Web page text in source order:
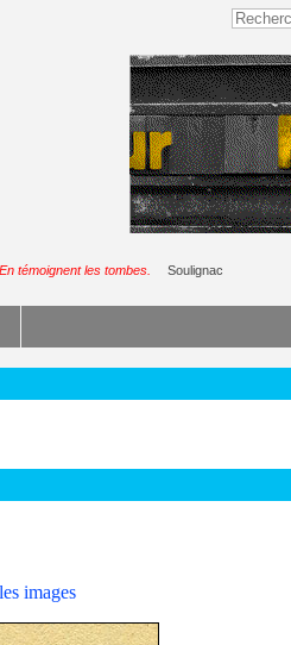
témoignent les tombes. Soulignac
images